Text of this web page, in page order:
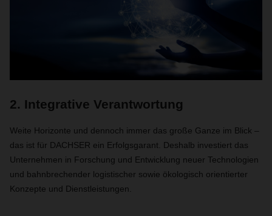
2. Integrative Verantwortung
Weite Horizonte und dennoch immer das große Ganze im Blick –
das ist für DACHSER ein Erfolgsgarant. Deshalb investiert das
Unternehmen in Forschung und Entwicklung neuer Technologien
und bahnbrechender logistischer sowie ökologisch orientierter
Konzepte und Dienstleistungen.